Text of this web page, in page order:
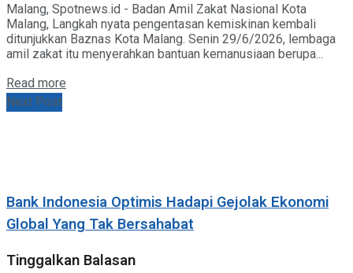
Malang, Spotnews.id - Badan Amil Zakat Nasional Kota
Malang, Langkah nyata pengentasan kemiskinan kembali
ditunjukkan Baznas Kota Malang. Senin 29/6/2026, lembaga
amil zakat itu menyerahkan bantuan kemanusiaan berupa...
Read more
Next Post
Bank Indonesia Optimis Hadapi Gejolak Ekonomi
Global Yang Tak Bersahabat
Tinggalkan Balasan